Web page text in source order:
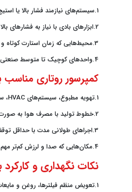
1.سیستم‌های نیازمند فشار بالا یا استیج‌های متوالی با فشار بالا
2.ابزارهای بادی با نیاز به فشارهای بالا
3.محیط‌هایی که زمان استارت کوتاه و پاسخ سریع با بار ناگهانی دارند
4.واحدهای کوچیک تا متوسط صنعتی، کارخانه‌های کوچک یا کارگاه‌ها که بودجه محدودتری دارند
کمپرسور روتاری مناسب
1.تهویه مطبوع، سیستم‌های HVAC، سردخانه‌ها و صنایع با جریان هوای پیوسته
2.خطوط تولید با مصرف هوا به صورت مداوم و با بار متوسط
3.اجراهای طولانی مدت با حداقل توقف و نگهداری کم
4.مکان‌هایی که صدا و لرزش کم‌تر مهم است یا محدودیت‌های فضایی وجود دارد
نکات نگهداری و کارکرد
1.تعویض منظم فیلترها، روغن و مایعات مربوط به سیستم روغن‌کاری برای مدل‌های روغنی